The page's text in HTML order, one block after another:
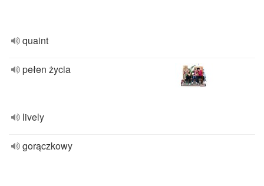
quaint
pełen życia
lively
gorączkowy